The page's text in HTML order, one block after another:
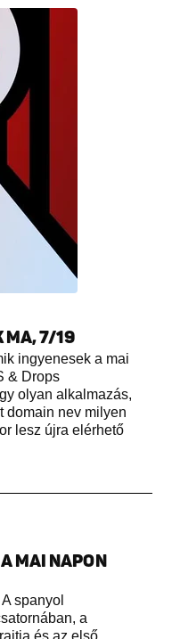
MA, 7/19
ingyenesek a mai
& Drops
olyan alkalmazás,
domain nev milyen
lesz újra elérhető
MAI NAPON
spanyol
a
és az első